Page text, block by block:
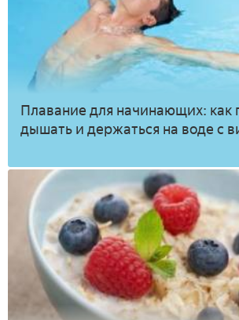
Плавание для начинающих: как
дышать и держаться на воде с